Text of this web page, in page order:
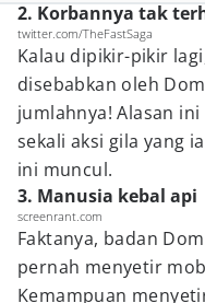
2. Korbannya tak
twitter.com/TheFastSaga
Kalau dipikir-pikir
disebabkan oleh
jumlahnya! Alasan
sekali aksi gila yang
ini muncul.
3. Manusia kebal api
screenrant.com
Faktanya, badan
pernah menyetir
Kemampuan